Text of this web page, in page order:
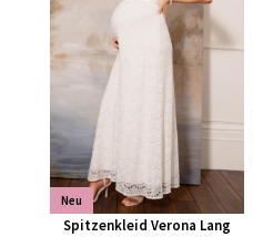
Neu
Spitzenkleid Verona Lang